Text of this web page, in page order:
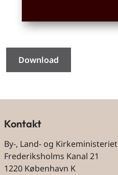
Download
Kontakt
By-, Land- og Kirkeministeriet
Frederiksholms Kanal 21
1220 København K